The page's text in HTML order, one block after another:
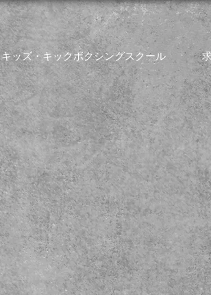
キッズ・キックボクシングスクール